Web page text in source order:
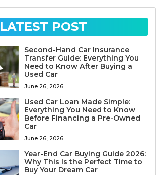
LATEST POST
Second-Hand Car Insurance
Transfer Guide: Everything You
Need to Know After Buying a
Used Car
June 26, 2026
Used Car Loan Made Simple:
Everything You Need to Know
Before Financing a Pre-Owned
Car
June 26, 2026
Year-End Car Buying Guide 2026:
Why This Is the Perfect Time to
Buy Your Dream Car